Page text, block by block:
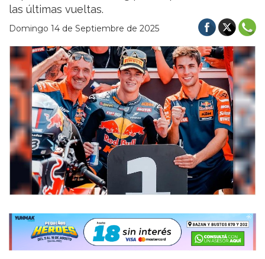
las últimas vueltas.
Domingo 14 de Septiembre de 2025